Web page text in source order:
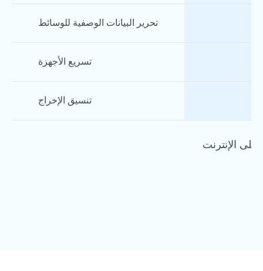
تحرير البيانات الوصفية للوسائط
تسريع الأجهزة
تنسيق الإخراج
الإنترنت